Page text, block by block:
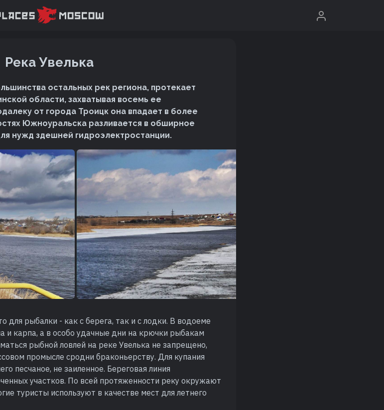
Река Увелька
остальных рек региона, протекает
области, захватывая восемь ее
от города Троицк она впадает в более
Южноуральска разливается в обширное
нужд здешней гидроэлектростанции.
для рыбалки - как с берега, так и с лодки. В водоеме
и карпа, а в особо удачные дни на крючки рыбакам
рыбной ловлей на реке Увелька не запрещено,
промысле сродни браконьерству. Для купания
песчаное, не заиленное. Береговая линия
участков. По всей протяженности реку окружают
туристы используют в качестве мест для летнего